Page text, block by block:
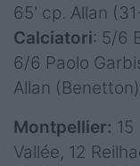
65' cp. Allan
Calciatori: 5/6
6/6 Paolo
Allan (Benetton)
Montpellier:
Vallée, 12